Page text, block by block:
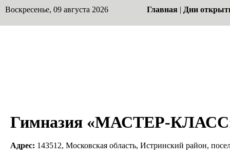
Воскресенье, 09 августа 2026 Главная | Дни
Гимназия «МАСТЕР-
Адрес: 143512, Московская область, Истринский район,